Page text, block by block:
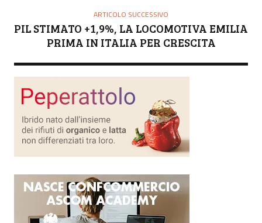
ARTICOLO SUCCESSIVO
PIL STIMATO +1,9%, LA LOCOMOTIVA EMILIA
PRIMA IN ITALIA PER CRESCITA